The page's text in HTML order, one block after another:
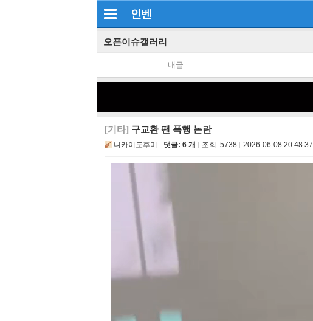
인벤
오픈이슈갤러리
내글
[기타] 구교환 팬 폭행 논란
니카이도후미 댓글: 6 개 조회: 5738 2026-06-08 20:48:37